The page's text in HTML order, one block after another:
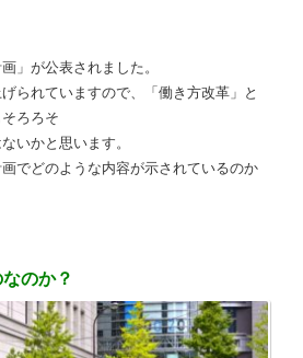
」が公表されました。
られていますので、「働き方改革」と
ろろそ
いかと思います。
でどのような内容が示されているのか
のか？